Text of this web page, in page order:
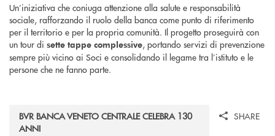
Un’iniziativa che coniuga attenzione alla salute e responsabilità
sociale, rafforzando il ruolo della banca come punto di riferimento
per il territorio e per la propria comunità. Il progetto proseguirà con
un tour di sette tappe complessive, portando servizi di prevenzione
sempre più vicino ai Soci e consolidando il legame tra l’istituto e le
persone che ne fanno parte.
BVR BANCA VENETO CENTRALE CELEBRA 130
ANNI
SHARE